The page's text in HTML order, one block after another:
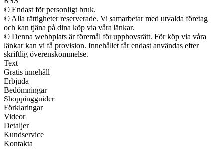
© Endast för personligt bruk.
© Alla rättigheter reserverade. Vi samarbetar med utvalda företag
och kan tjäna på dina köp via våra länkar.
© Denna webbplats är föremål för upphovsrätt. För köp via våra
länkar kan vi få provision. Innehållet får endast användas efter
skriftlig överenskommelse.
Text
Gratis innehåll
Erbjuda
Bedömningar
Shoppingguider
Förklaringar
Videor
Detaljer
Kundservice
Kontakta